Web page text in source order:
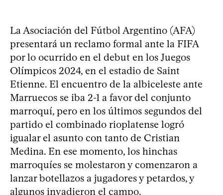
La Asociación del Fútbol Argentino (AFA)
presentará un reclamo formal ante la FIFA
por lo ocurrido en el debut en los Juegos
Olímpicos 2024, en el estadio de Saint
Etienne. El encuentro de la albiceleste ante
Marruecos se iba 2-1 a favor del conjunto
marroquí, pero en los últimos segundos del
partido el combinado rioplatense logró
igualar el asunto con tanto de Cristian
Medina. En ese momento, los hinchas
marroquíes se molestaron y comenzaron a
lanzar botellazos a jugadores y petardos, y
algunos invadieron el campo.